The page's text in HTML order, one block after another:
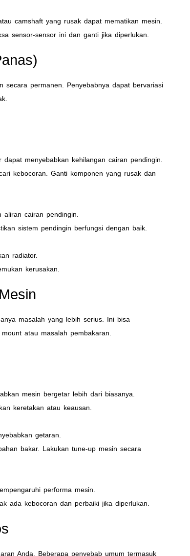
camshaft yang rusak dapat mematikan mesin.
sensor-sensor ini dan ganti jika diperlukan.
secara permanen. Penyebabnya dapat bervariasi
menyebabkan kehilangan cairan pendingin.
kebocoran. Ganti komponen yang rusak dan
cairan pendingin.
sistem pendingin berfungsi dengan baik.
radiator.
kerusakan.
masalah yang lebih serius. Ini bisa
atau masalah pembakaran.
mesin bergetar lebih dari biasanya.
keretakan atau keausan.
getaran.
bakar. Lakukan tune-up mesin secara
performa mesin.
ada kebocoran dan perbaiki jika diperlukan.
Anda. Beberapa penyebab umum termasuk